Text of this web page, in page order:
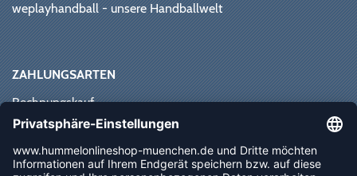
weplayhandball - unsere Handballwelt
ZAHLUNGSARTEN
Rechnungskauf
Paypal
Vorkasse